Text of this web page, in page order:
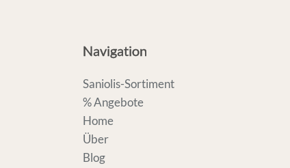
Navigation
Saniolis-Sortiment
% Angebote
Home
Über
Blog